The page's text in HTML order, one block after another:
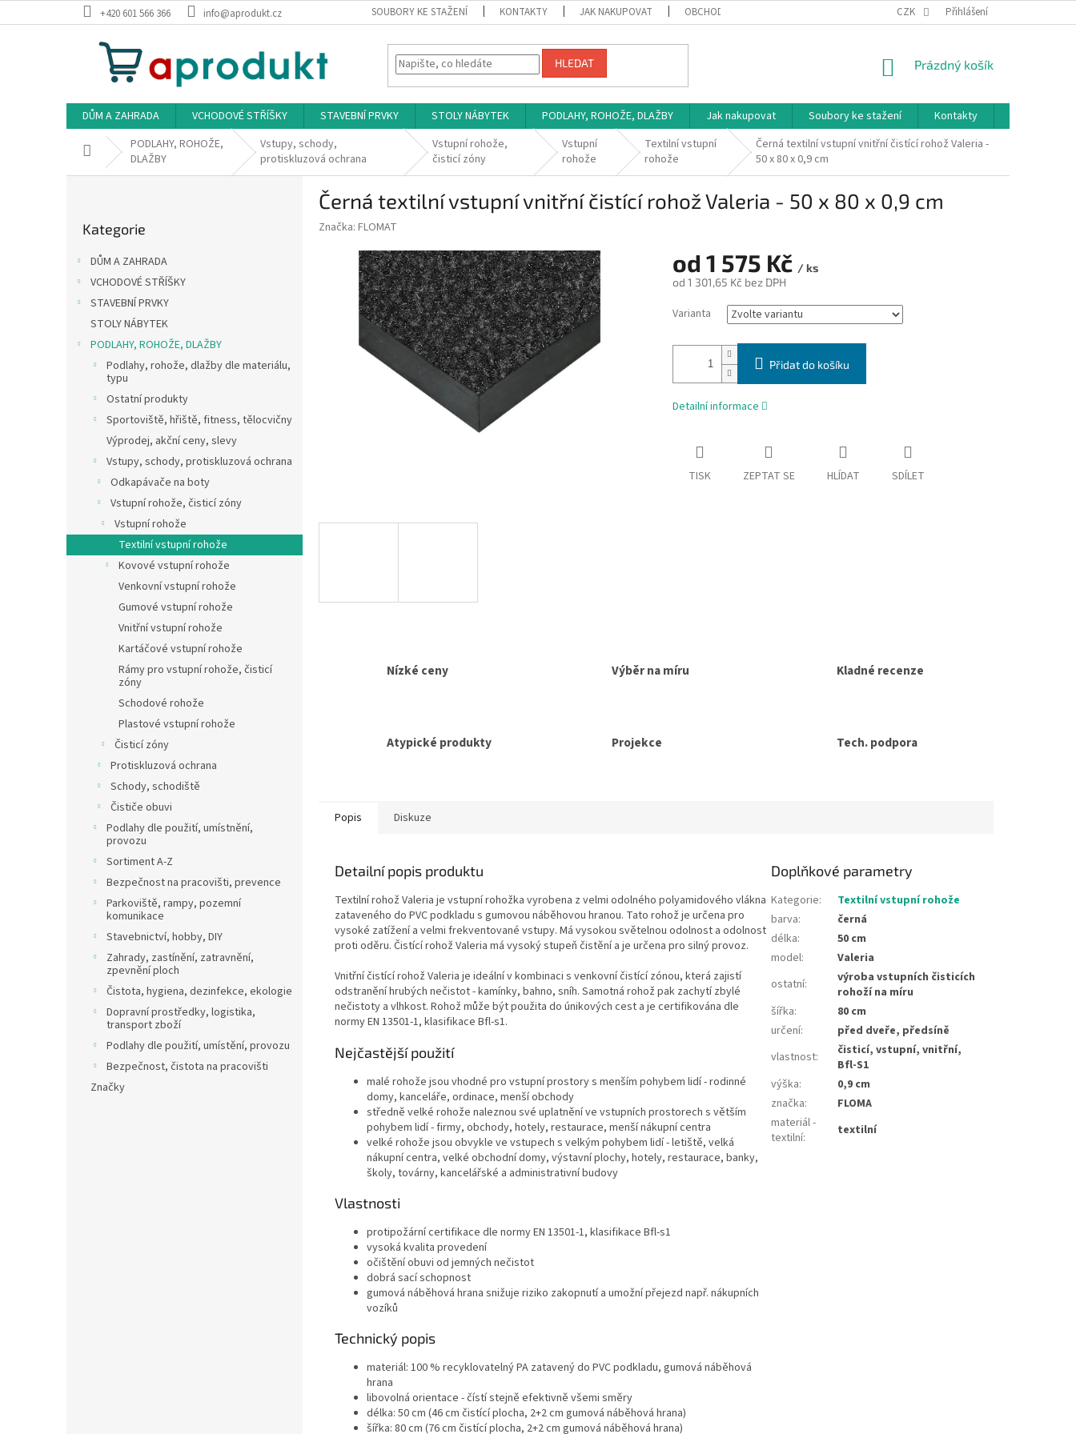
na
+420 601 566 366 info@aprodukt.cz SOUBORY KE STAŽENÍ KONTAKTY JAK NAKUPOVAT OBCHODNÍ PODMÍNKY PODMÍNKY OCHRANY OSOBNÍCH ÚDAJŮ
CZK Přihlášení
HLEDAT
NÁKUPNÍ
Prázdný košík
DŮM A ZAHRADA VCHODOVÉ STŘÍŠKY STAVEBNÍ PRVKY STOLY NÁBYTEK PODLAHY, ROHOŽE, DLAŽBY Jak nakupovat Soubory ke stažení Kontakty
Domů PODLAHY, ROHOŽE,
DLAŽBY
Vstupy, schody,
protiskluzová ochrana
Vstupní rohože,
čisticí zóny
Vstupní
rohože
Textilní vstupní
rohože
Černá textilní vstupní vnitřní čistící rohož Valeria -
50 x 80 x 0,9 cm
kategorie
Kategorie
DŮM A ZAHRADA
VCHODOVÉ STŘÍŠKY
STAVEBNÍ PRVKY
STOLY NÁBYTEK
PODLAHY, ROHOŽE, DLAŽBY
Podlahy, rohože, dlažby dle materiálu,
typu
Ostatní produkty
Sportoviště, hřiště, fitness, tělocvičny
Výprodej, akční ceny, slevy
Vstupy, schody, protiskluzová ochrana
Odkapávače na boty
Vstupní rohože, čisticí zóny
Vstupní rohože
Textilní vstupní rohože
Kovové vstupní rohože
Venkovní vstupní rohože
Gumové vstupní rohože
Vnitřní vstupní rohože
Kartáčové vstupní rohože
Rámy pro vstupní rohože, čisticí
zóny
Schodové rohože
Plastové vstupní rohože
Čisticí zóny
Protiskluzová ochrana
Schody, schodiště
Čističe obuvi
Podlahy dle použití, umístnění,
provozu
Sortiment A-Z
Bezpečnost na pracovišti, prevence
Parkoviště, rampy, pozemní
komunikace
Stavebnictví, hobby, DIY
Zahrady, zastínění, zatravnění,
zpevnění ploch
Čistota, hygiena, dezinfekce, ekologie
Dopravní prostředky, logistika,
transport zboží
Podlahy dle použití, umístění, provozu
Bezpečnost, čistota na pracovišti
Značky
Černá textilní vstupní vnitřní čistící rohož Valeria - 50 x 80 x 0,9 cm
Značka: FLOMAT
od 1 575 Kč / ks
od 1 301,65 Kčbez DPH
cena:
Varianta
Přidat do košíku
Detailní informace
TISK ZEPTAT SE HLÍDAT SDÍLET
Nízké ceny Výběr na míru Kladné recenze
Atypické produkty Projekce Tech. podpora
Popis Diskuze
Detailní popis produktu
Textilní rohož Valeria je vstupní rohožka vyrobena z velmi odolného polyamidového vlákna
zataveného do PVC podkladu s gumovou náběhovou hranou. Tato rohož je určena pro
vysoké zatížení a velmi frekventované vstupy. Má vysokou světelnou odolnost a odolnost
proti oděru. Čistící rohož Valeria má vysoký stupeň čistění a je určena pro silný provoz.
Vnitřní čistící rohož Valeria je ideální v kombinaci s venkovní čistící zónou, která zajistí
odstranění hrubých nečistot - kamínky, bahno, sníh. Samotná rohož pak zachytí zbylé
nečistoty a vlhkost. Rohož může být použita do únikových cest a je certifikována dle
normy EN 13501-1, klasifikace Bfl-s1.
Nejčastější použití
malé rohože jsou vhodné pro vstupní prostory s menším pohybem lidí - rodinné
domy, kanceláře, ordinace, menší obchody
středně velké rohože naleznou své uplatnění ve vstupních prostorech s větším
pohybem lidí - firmy, obchody, hotely, restaurace, menší nákupní centra
velké rohože jsou obvykle ve vstupech s velkým pohybem lidí - letiště, velká
nákupní centra, velké obchodní domy, výstavní plochy, hotely, restaurace, banky,
školy, továrny, kancelářské a administrativní budovy
Vlastnosti
protipožární certifikace dle normy EN 13501-1, klasifikace Bfl-s1
vysoká kvalita provedení
očištění obuvi od jemných nečistot
dobrá sací schopnost
gumová náběhová hrana snižuje riziko zakopnutí a umožní přejezd např. nákupních
vozíků
Technický popis
materiál: 100 % recyklovatelný PA zatavený do PVC podkladu, gumová náběhová
hrana
libovolná orientace - čístí stejně efektivně všemi směry
délka: 50 cm (46 cm čistící plocha, 2+2 cm gumová náběhová hrana)
šířka: 80 cm (76 cm čistící plocha, 2+2 cm gumová náběhová hrana)
Doplňkové parametry
Kategorie:
Textilní vstupní rohože
barva:
černá
délka:
50 cm
model:
Valeria
ostatní:
výroba vstupních čisticích
rohoží na míru
šířka:
80 cm
určení:
před dveře, předsíně
vlastnost:
čisticí, vstupní, vnitřní,
Bfl-S1
výška:
0,9 cm
značka:
FLOMA
materiál -
textilní: textilní